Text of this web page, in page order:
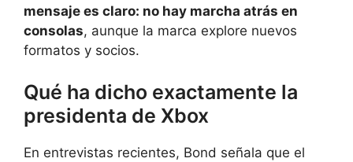
mensaje es claro: no hay marcha atrás en
consolas, aunque la marca explore nuevos
formatos y socios.
Qué ha dicho exactamente la
presidenta de Xbox
En entrevistas recientes, Bond señala que el